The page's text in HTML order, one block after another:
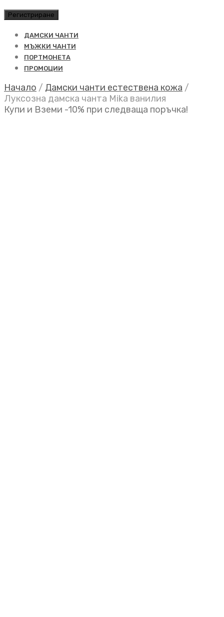
Регистриране
ДАМСКИ ЧАНТИ
МЪЖКИ ЧАНТИ
ПОРТМОНЕТА
ПРОМОЦИИ
Начало / Дамски чанти естествена кожа /
Луксозна дамска чанта Mika ванилия
Купи и Вземи -10% при следваща поръчка!